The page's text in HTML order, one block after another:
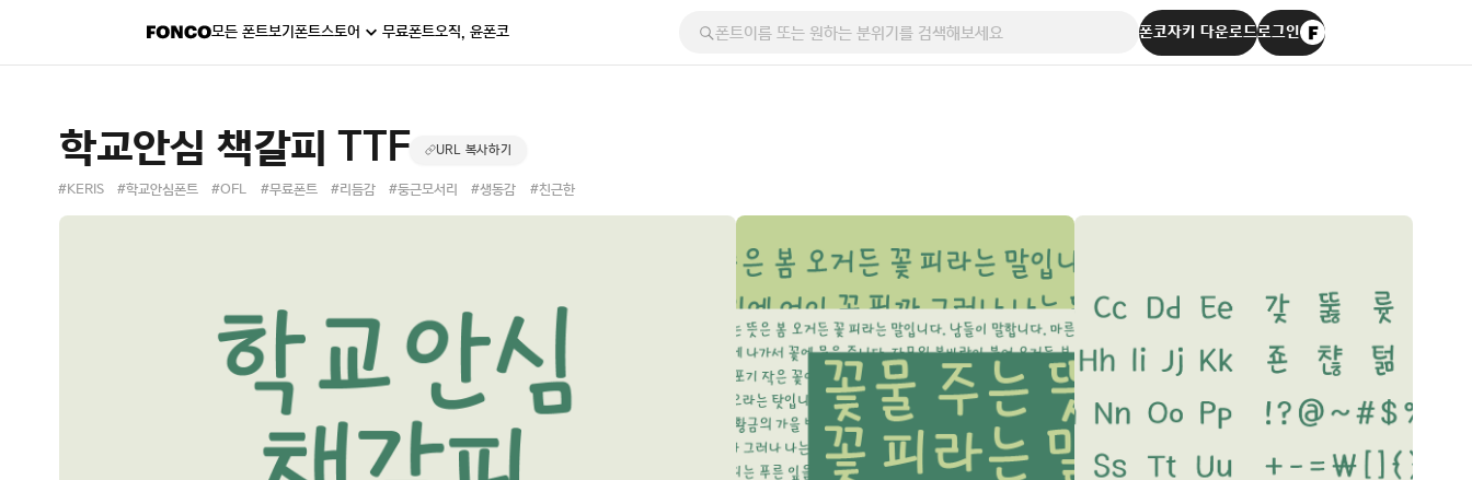
모든 폰트보기폰트스토어 무료폰트오직, 윤폰코 폰코자키 다운로드로그인
학교안심 책갈피 TTF URL 복사하기
#KERIS #학교안심폰트 #OFL #무료폰트 #리듬감 #둥근모서리 #생동감 #친근한